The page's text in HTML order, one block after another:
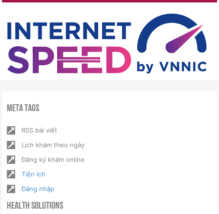
Meta Tags
RSS bài viết
Lịch khám theo ngày
Đăng ký khám online
Tiện ích
Đăng nhập
Health Solutions